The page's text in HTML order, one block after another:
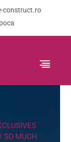
construct.ro
SO MUCH